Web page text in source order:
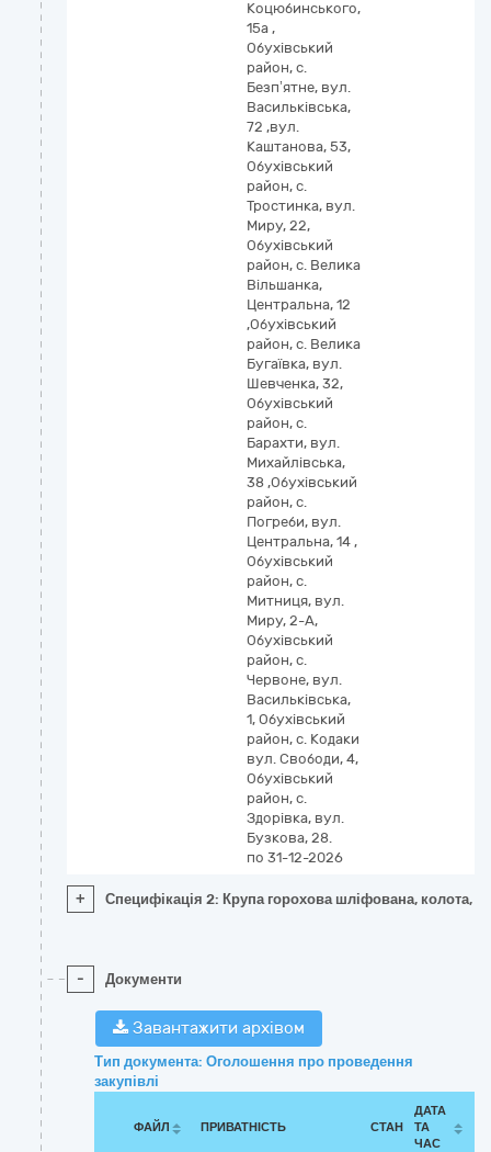
Коцюбинського,
15а ,
Обухівський
район, с.
Безп’ятне, вул.
Васильківська,
72 ,вул.
Каштанова, 53,
Обухівський
район, с.
Тростинка, вул.
Миру, 22,
Обухівський
район, с. Велика
Вільшанка,
Центральна, 12
,Обухівський
район, с. Велика
Бугаївка, вул.
Шевченка, 32,
Обухівський
район, с.
Барахти, вул.
Михайлівська,
38 ,Обухівський
район, с.
Погреби, вул.
Центральна, 14 ,
Обухівський
район, с.
Митниця, вул.
Миру, 2-А,
Обухівський
район, с.
Червоне, вул.
Васильківська,
1, Обухівський
район, с. Кодаки
вул. Свободи, 4,
Обухівський
район, с.
Здорівка, вул.
Бузкова, 28.
по 31-12-2026
+ Специфікація 2: Крупа горохова шліфована, колота,
- Документи
Завантажити архівом
Тип документа: Оголошення про проведення
закупівлі
ФАЙЛ ПРИВАТНІСТЬ СТАН
ДАТА
ТА
ЧАС